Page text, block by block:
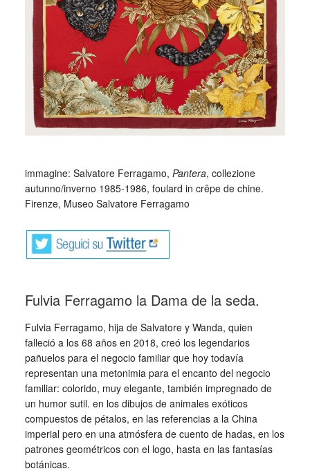
immagine: Salvatore Ferragamo, Pantera, collezione
autunno/inverno 1985-1986, foulard in crêpe de chine.
Firenze, Museo Salvatore Ferragamo
Fulvia Ferragamo la Dama de la seda.
Fulvia Ferragamo, hija de Salvatore y Wanda, quien
falleció a los 68 años en 2018, creó los legendarios
pañuelos para el negocio familiar que hoy todavía
representan una metonimia para el encanto del negocio
familiar: colorido, muy elegante, también impregnado de
un humor sutil. en los dibujos de animales exóticos
compuestos de pétalos, en las referencias a la China
imperial pero en una atmósfera de cuento de hadas, en los
patrones geométricos con el logo, hasta en las fantasías
botánicas.